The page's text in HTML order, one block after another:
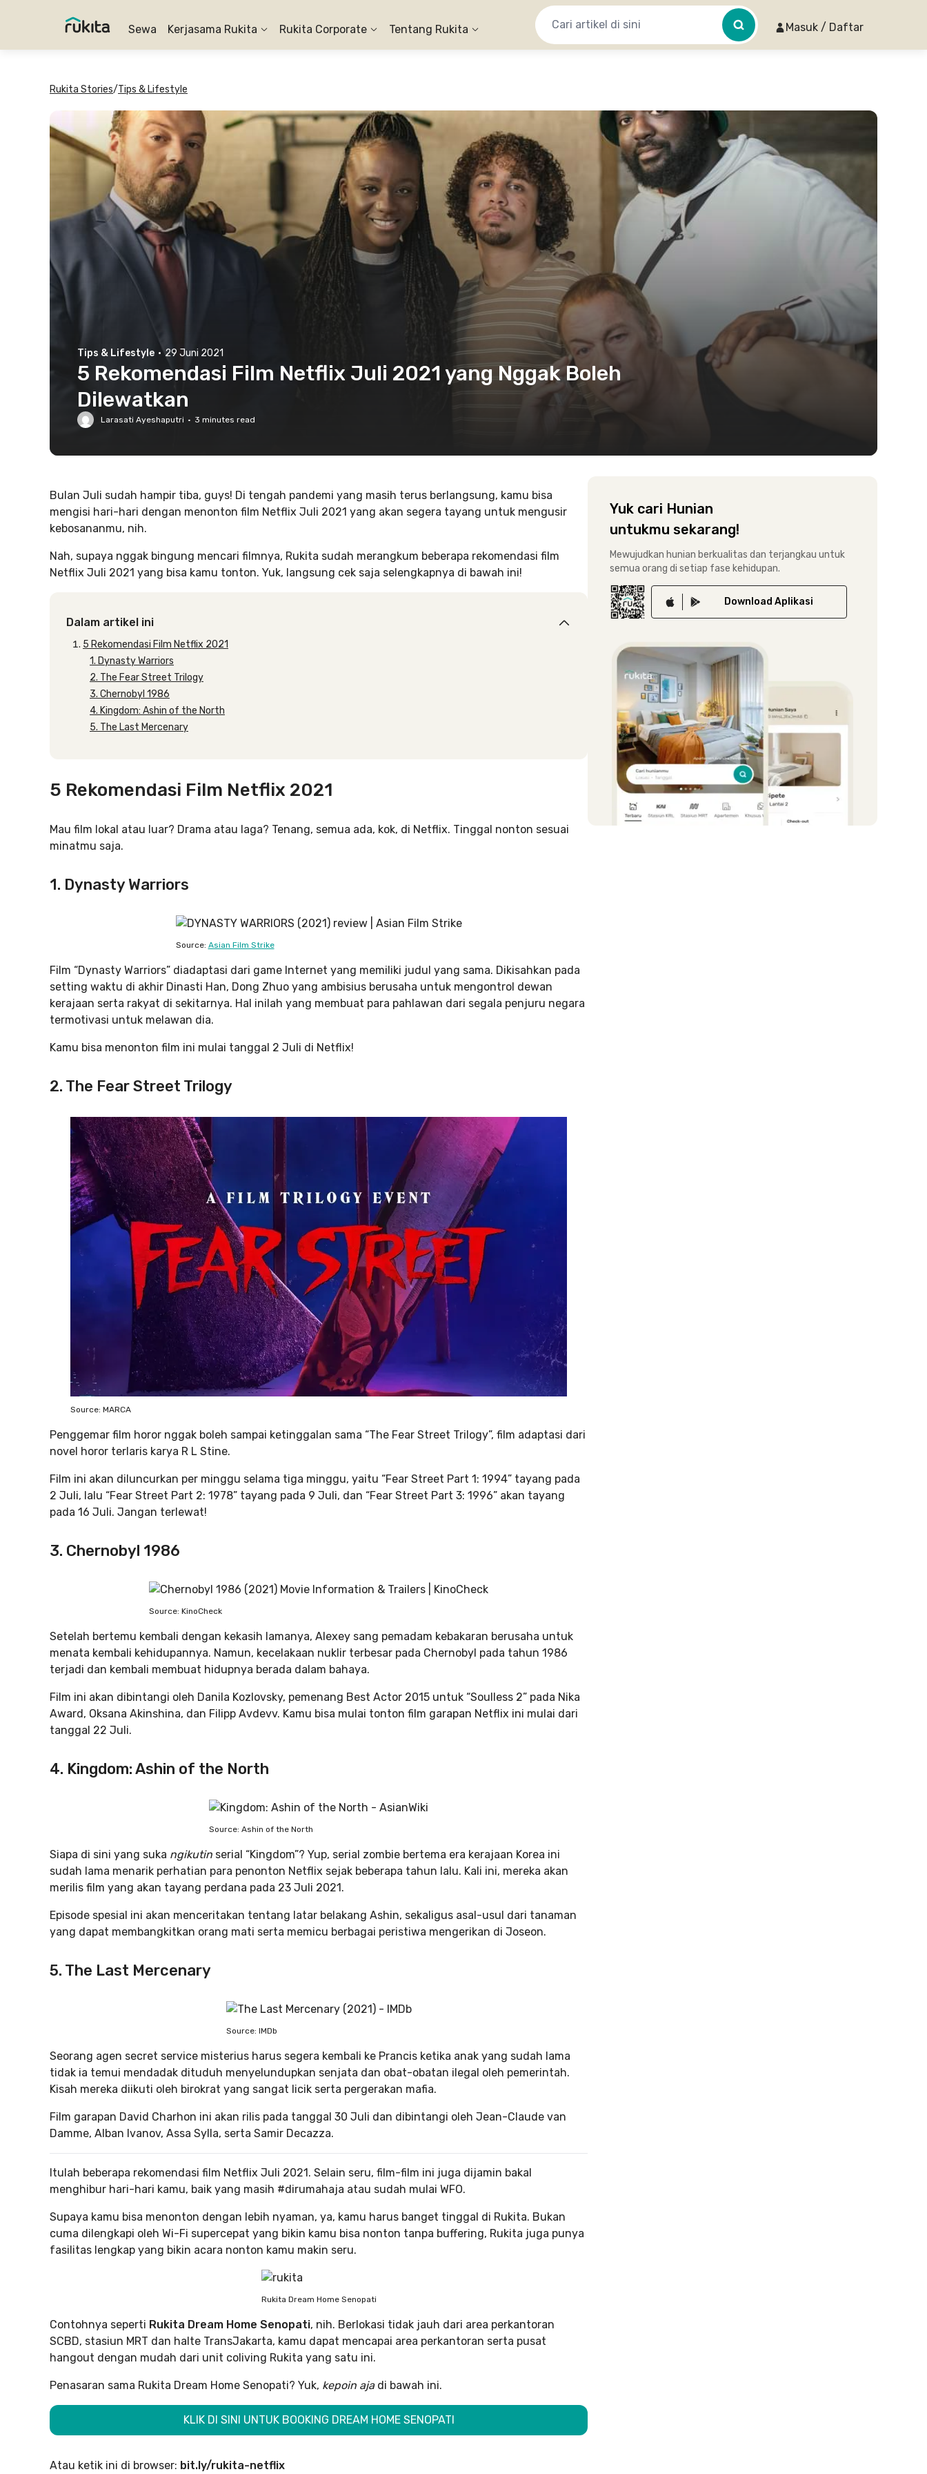
Sewa Kerjasama Rukita Rukita Corporate Tentang Rukita Masuk / Daftar
Rukita Stories/Tips & Lifestyle
Tips & Lifestyle · 29 Juni 2021
5 Rekomendasi Film Netflix Juli 2021 yang Nggak Boleh
Dilewatkan
Larasati Ayeshaputri · 3 minutes read
Bulan Juli sudah hampir tiba, guys! Di tengah pandemi yang masih terus berlangsung, kamu bisa
mengisi hari-hari dengan menonton film Netflix Juli 2021 yang akan segera tayang untuk mengusir
kebosananmu, nih.
Nah, supaya nggak bingung mencari filmnya, Rukita sudah merangkum beberapa rekomendasi film
Netflix Juli 2021 yang bisa kamu tonton. Yuk, langsung cek saja selengkapnya di bawah ini!
Dalam artikel ini
5 Rekomendasi Film Netflix 2021
1. Dynasty Warriors
2. The Fear Street Trilogy
3. Chernobyl 1986
4. Kingdom: Ashin of the North
5. The Last Mercenary
5 Rekomendasi Film Netflix 2021
Mau film lokal atau luar? Drama atau laga? Tenang, semua ada, kok, di Netflix. Tinggal nonton sesuai
minatmu saja.
1. Dynasty Warriors
Source: Asian Film Strike
Film “Dynasty Warriors” diadaptasi dari game Internet yang memiliki judul yang sama. Dikisahkan pada
setting waktu di akhir Dinasti Han, Dong Zhuo yang ambisius berusaha untuk mengontrol dewan
kerajaan serta rakyat di sekitarnya. Hal inilah yang membuat para pahlawan dari segala penjuru negara
termotivasi untuk melawan dia.
Kamu bisa menonton film ini mulai tanggal 2 Juli di Netflix!
2. The Fear Street Trilogy
Source: MARCA
Penggemar film horor nggak boleh sampai ketinggalan sama “The Fear Street Trilogy”, film adaptasi dari
novel horor terlaris karya R L Stine.
Film ini akan diluncurkan per minggu selama tiga minggu, yaitu “Fear Street Part 1: 1994” tayang pada
2 Juli, lalu “Fear Street Part 2: 1978” tayang pada 9 Juli, dan “Fear Street Part 3: 1996” akan tayang
pada 16 Juli. Jangan terlewat!
3. Chernobyl 1986
Source: KinoCheck
Setelah bertemu kembali dengan kekasih lamanya, Alexey sang pemadam kebakaran berusaha untuk
menata kembali kehidupannya. Namun, kecelakaan nuklir terbesar pada Chernobyl pada tahun 1986
terjadi dan kembali membuat hidupnya berada dalam bahaya.
Film ini akan dibintangi oleh Danila Kozlovsky, pemenang Best Actor 2015 untuk “Soulless 2” pada Nika
Award, Oksana Akinshina, dan Filipp Avdevv. Kamu bisa mulai tonton film garapan Netflix ini mulai dari
tanggal 22 Juli.
4. Kingdom: Ashin of the North
Source: Ashin of the North
Siapa di sini yang suka ngikutin serial “Kingdom”? Yup, serial zombie bertema era kerajaan Korea ini
sudah lama menarik perhatian para penonton Netflix sejak beberapa tahun lalu. Kali ini, mereka akan
merilis film yang akan tayang perdana pada 23 Juli 2021.
Episode spesial ini akan menceritakan tentang latar belakang Ashin, sekaligus asal-usul dari tanaman
yang dapat membangkitkan orang mati serta memicu berbagai peristiwa mengerikan di Joseon.
5. The Last Mercenary
Source: IMDb
Seorang agen secret service misterius harus segera kembali ke Prancis ketika anak yang sudah lama
tidak ia temui mendadak dituduh menyelundupkan senjata dan obat-obatan ilegal oleh pemerintah.
Kisah mereka diikuti oleh birokrat yang sangat licik serta pergerakan mafia.
Film garapan David Charhon ini akan rilis pada tanggal 30 Juli dan dibintangi oleh Jean-Claude van
Damme, Alban Ivanov, Assa Sylla, serta Samir Decazza.
Itulah beberapa rekomendasi film Netflix Juli 2021. Selain seru, film-film ini juga dijamin bakal
menghibur hari-hari kamu, baik yang masih #dirumahaja atau sudah mulai WFO.
Supaya kamu bisa menonton dengan lebih nyaman, ya, kamu harus banget tinggal di Rukita. Bukan
cuma dilengkapi oleh Wi-Fi supercepat yang bikin kamu bisa nonton tanpa buffering, Rukita juga punya
fasilitas lengkap yang bikin acara nonton kamu makin seru.
Rukita Dream Home Senopati
Contohnya seperti Rukita Dream Home Senopati, nih. Berlokasi tidak jauh dari area perkantoran
SCBD, stasiun MRT dan halte TransJakarta, kamu dapat mencapai area perkantoran serta pusat
hangout dengan mudah dari unit coliving Rukita yang satu ini.
Penasaran sama Rukita Dream Home Senopati? Yuk, kepoin ajadi bawah ini.
KLIK DI SINI UNTUK BOOKING DREAM HOME SENOPATI
Atau ketik ini di browser: bit.ly/rukita-netflix
Yuk cari Hunian
untukmu sekarang!
Mewujudkan hunian berkualitas dan terjangkau untuk
semua orang di setiap fase kehidupan.
Download Aplikasi